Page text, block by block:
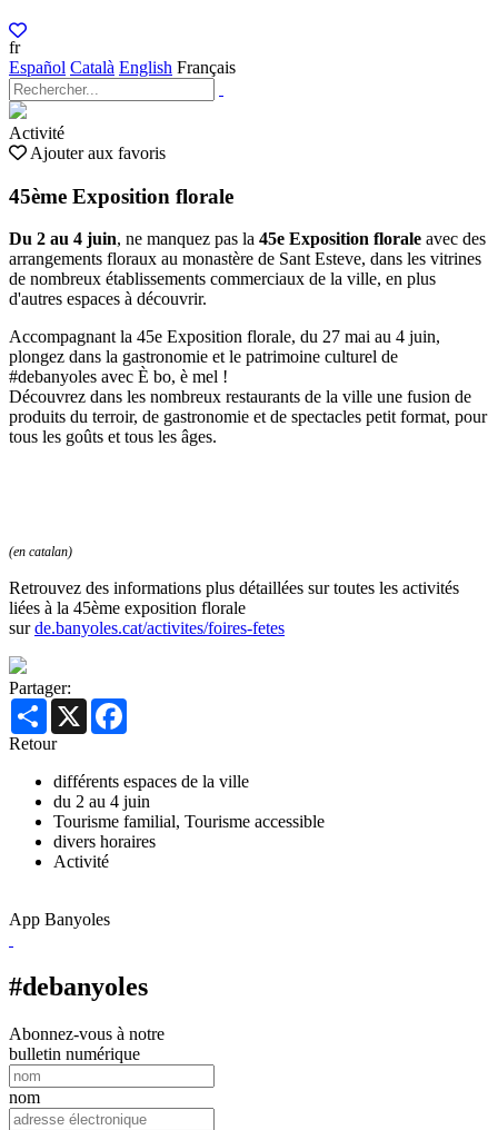
fr
Español Català English Français
Activité
Ajouter aux favoris
45ème Exposition florale
Du 2 au 4 juin, ne manquez pas la 45e Exposition florale avec des
arrangements floraux au monastère de Sant Esteve, dans les vitrines
de nombreux établissements commerciaux de la ville, en plus
d'autres espaces à découvrir.
Accompagnant la 45e Exposition florale, du 27 mai au 4 juin,
plongez dans la gastronomie et le patrimoine culturel de
#debanyoles avec È bo, è mel !
Découvrez dans les nombreux restaurants de la ville une fusion de
produits du terroir, de gastronomie et de spectacles petit format, pour
tous les goûts et tous les âges.
(en catalan)
Retrouvez des informations plus détaillées sur toutes les activités
liées à la 45ème exposition florale
surde.banyoles.cat/activites/foires-fetes
Partager:
Share X
Retour
différents espaces de la ville
du 2 au 4 juin
Tourisme familial, Tourisme accessible
divers horaires
Activité
App Banyoles
#debanyoles
Abonnez-vous à notre
bulletin numérique
nom